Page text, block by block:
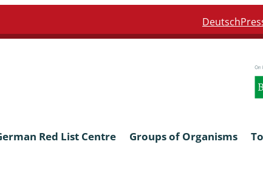
Deutsch
Red List Centre Groups of Organisms